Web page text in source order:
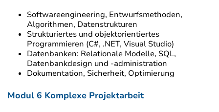
Softwareengineering, Entwurfsmethoden,
Algorithmen, Datenstrukturen
Strukturiertes und objektorientiertes
Programmieren (C#, .NET, Visual Studio)
Datenbanken: Relationale Modelle, SQL,
Datenbankdesign und -administration
Dokumentation, Sicherheit, Optimierung
Modul 6 Komplexe Projektarbeit